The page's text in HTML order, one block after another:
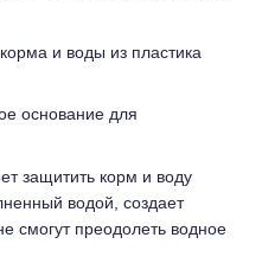
и воды из пластика
основание для
защитить корм и воду
водой, создает
смогут преодолеть водное